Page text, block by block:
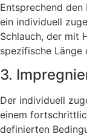
Entsprechend den
ein individuell
Schlauch, der mit
spezifische
3.
Der individuell
einem
definierten